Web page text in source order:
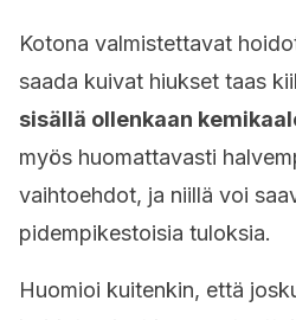
Kotona valmistettavat
saada kuivat hiukset taas
sisällä ollenkaan
myös huomattavasti
vaihtoehdot, ja niillä voi
pidempikestoisia tuloksia.
Huomioi kuitenkin, että